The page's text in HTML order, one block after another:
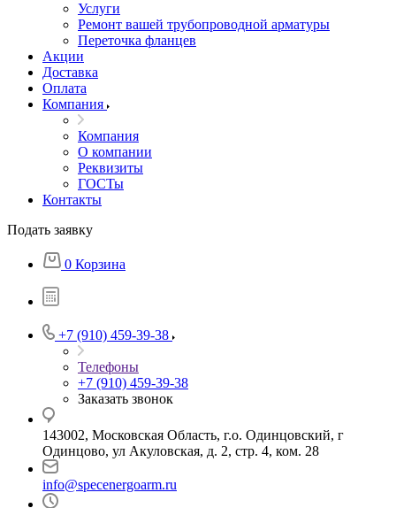
Услуги
Ремонт вашей трубопроводной арматуры
Переточка фланцев
Акции
Доставка
Оплата
Компания
Компания
О компании
Реквизиты
ГОСТы
Контакты
Подать заявку
0 Корзина
+7 (910) 459-39-38
Телефоны
+7 (910) 459-39-38
Заказать звонок
143002, Московская Область, г.о. Одинцовский, г
Одинцово, ул Акуловская, д. 2, стр. 4, ком. 28
info@specenergoarm.ru